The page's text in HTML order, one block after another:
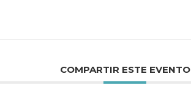
COMPARTIR ESTE EVENTO